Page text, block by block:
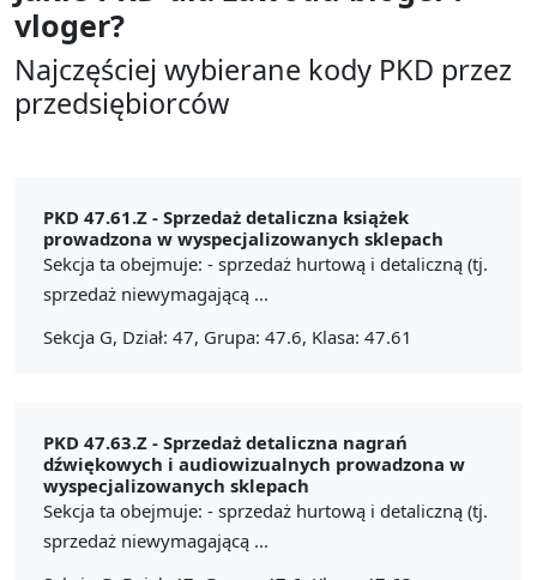
vloger?
Najczęściej wybierane kody PKD przez
przedsiębiorców
PKD 47.61.Z - Sprzedaż detaliczna książek
prowadzona w wyspecjalizowanych sklepach
Sekcja ta obejmuje: - sprzedaż hurtową i detaliczną (tj.
sprzedaż niewymagającą ...
Sekcja G, Dział: 47, Grupa: 47.6, Klasa: 47.61
PKD 47.63.Z - Sprzedaż detaliczna nagrań
dźwiękowych i audiowizualnych prowadzona w
wyspecjalizowanych sklepach
Sekcja ta obejmuje: - sprzedaż hurtową i detaliczną (tj.
sprzedaż niewymagającą ...